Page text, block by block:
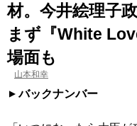
材。今井絵理子
まず『White
場面も
山本和幸
バックナンバー